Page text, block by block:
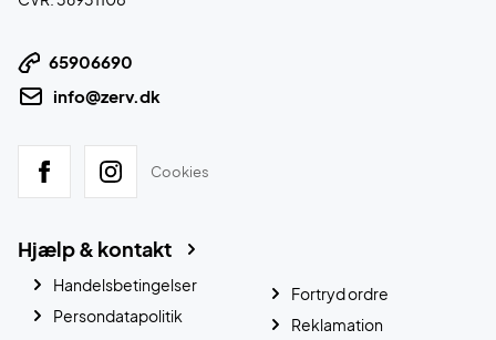
65906690
info@zerv.dk
Cookies
Hjælp & kontakt
Handelsbetingelser
Persondatapolitik
Fortryd ordre
Reklamation